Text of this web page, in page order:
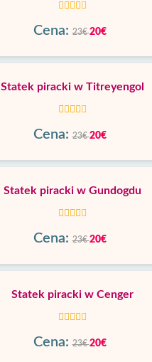
Cena: 23€20€
Statek piracki w Titreyengol
Cena: 23€20€
Statek piracki w Gundogdu
Cena: 23€20€
Statek piracki w Cenger
Cena: 23€20€